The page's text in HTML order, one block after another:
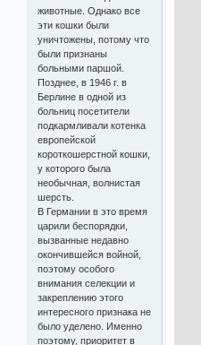
животные. Однако все
эти кошки были
уничтожены, потому что
были признаны
больными паршой.
Позднее, в 1946 г. в
Берлине в одной из
больниц посетители
подкармливали котенка
европейской
короткошерстной кошки,
у которого была
необычная, волнистая
шерсть.
В Германии в это время
царили беспорядки,
вызванные недавно
окончившейся войной,
поэтому особого
внимания селекции и
закреплению этого
интересного признака не
было уделено. Именно
поэтому, приоритет в